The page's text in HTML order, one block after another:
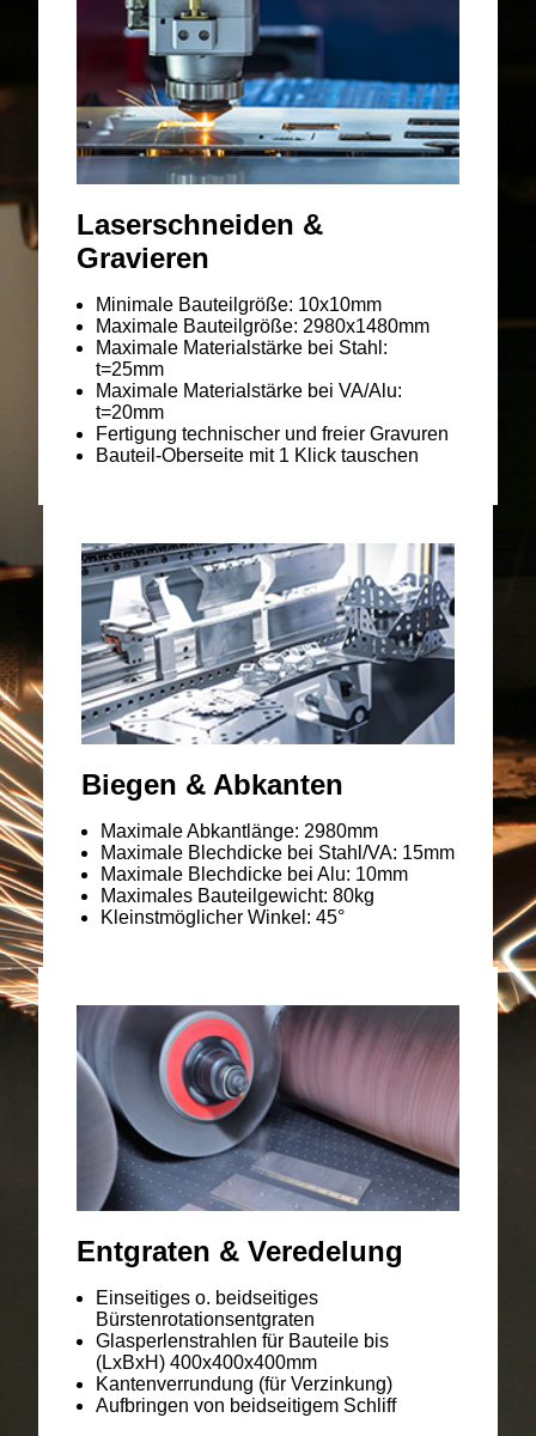
Laserschneiden &
Gravieren
Minimale Bauteilgröße: 10x10mm
Maximale Bauteilgröße: 2980x1480mm
Maximale Materialstärke bei Stahl:
t=25mm
Maximale Materialstärke bei VA/Alu:
t=20mm
Fertigung technischer und freier Gravuren
Bauteil-Oberseite mit 1 Klick tauschen
Biegen & Abkanten
Maximale Abkantlänge: 2980mm
Maximale Blechdicke bei Stahl/VA: 15mm
Maximale Blechdicke bei Alu: 10mm
Maximales Bauteilgewicht: 80kg
Kleinstmöglicher Winkel: 45°
Entgraten & Veredelung
Einseitiges o. beidseitiges
Bürstenrotationsentgraten
Glasperlenstrahlen für Bauteile bis
(LxBxH) 400x400x400mm
Kantenverrundung (für Verzinkung)
Aufbringen von beidseitigem Schliff